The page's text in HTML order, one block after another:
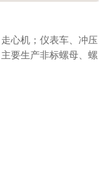
心机；仪表车、冲压
要生产非标螺母、螺